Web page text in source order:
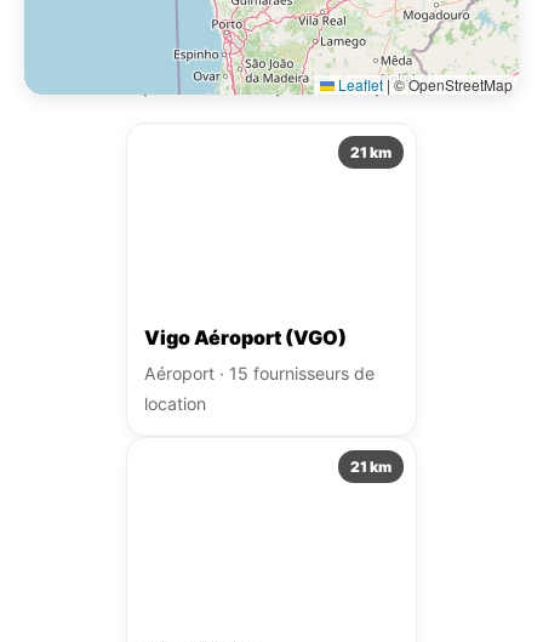
Leaflet |© OpenStreetMap
Pontevedra Gare
Autres points de récupération à proximité.
21 km
Vigo Aéroport (VGO)
Aéroport · 15 fournisseurs de
location
21 km